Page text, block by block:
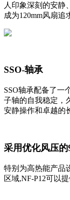
人印象深刻的安静
成为120mm风扇追
SSO-轴承
SSO轴承配备了一
子轴的自我稳定，
安静操作和卓越的
采用优化风压
特别为高热能产品
区域,NF-P12可以